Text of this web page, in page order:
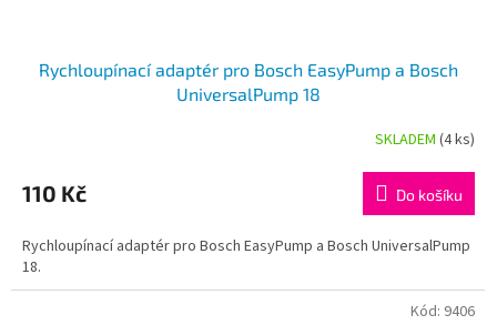
Rychloupínací adaptér pro Bosch EasyPump a Bosch
UniversalPump 18
SKLADEM (4 ks)
110 Kč Do košíku
Rychloupínací adaptér pro Bosch EasyPump a Bosch UniversalPump
18.
Kód: 9406